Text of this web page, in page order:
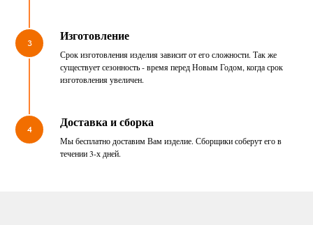
3 Изготовление
Срок изготовления изделия зависит от его сложности. Так же
существует сезонность - время перед Новым Годом, когда срок
изготовления увеличен.
4 Доставка и сборка
Мы бесплатно доставим Вам изделие. Сборщики соберут его в
течении 3-х дней.